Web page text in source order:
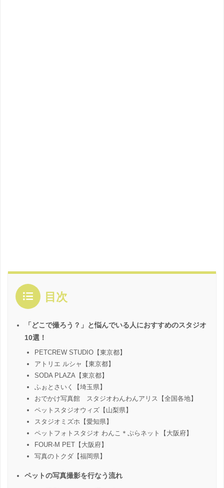
目次
「どこで撮ろう？」と悩んでいる人におすすめのスタジオ
10選！
PETCREW STUDIO【東京都】
アトリエ ルシャ【東京都】
SODA PLAZA【東京都】
ふぉとさいく【埼玉県】
おでかけ写真館 スタジオわんわんアリス【全国各地】
ペットスタジオウィズ【山梨県】
スタジオミズホ【愛知県】
ペットフォトスタジオ わんこ＊ぷらネット【大阪府】
FOUR-M PET【大阪府】
写真のトクダ【福岡県】
ペットの写真撮影を行なう流れ